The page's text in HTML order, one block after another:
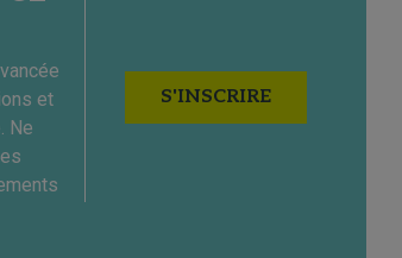
et
Ne
S'INSCRIRE